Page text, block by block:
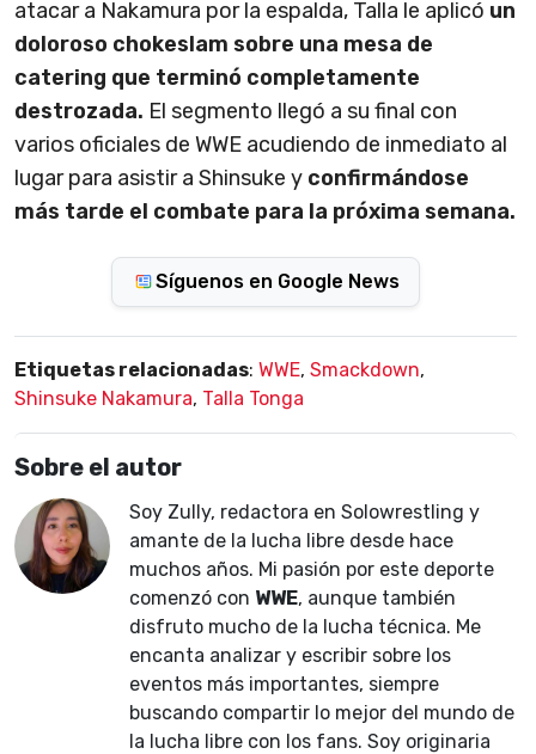
atacar a Nakamura por la espalda, Talla le aplicó un
doloroso chokeslam sobre una mesa de
catering que terminó completamente
destrozada. El segmento llegó a su final con
varios oficiales de WWE acudiendo de inmediato al
lugar para asistir a Shinsuke y confirmándose
más tarde el combate para la próxima semana.
Síguenos en Google News
Etiquetas relacionadas: WWE, Smackdown,
Shinsuke Nakamura, Talla Tonga
Sobre el autor
Soy Zully, redactora en Solowrestling y
amante de la lucha libre desde hace
muchos años. Mi pasión por este deporte
comenzó con WWE, aunque también
disfruto mucho de la lucha técnica. Me
encanta analizar y escribir sobre los
eventos más importantes, siempre
buscando compartir lo mejor del mundo de
la lucha libre con los fans. Soy originaria